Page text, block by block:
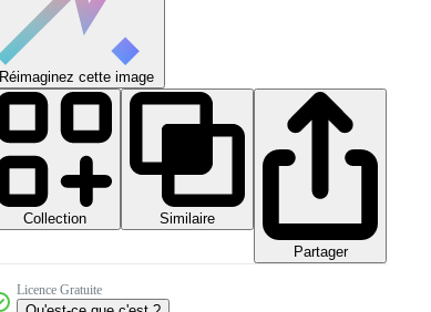
Réimaginez cette image
Collection
Similaire
Partager
Licence Gratuite